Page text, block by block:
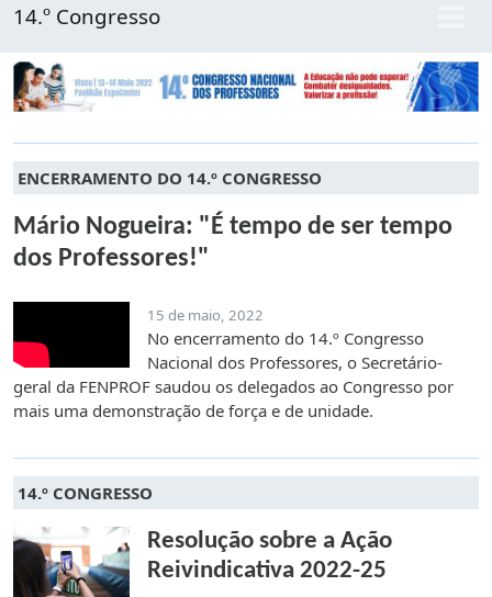
14.º Congresso
ENCERRAMENTO DO 14.º CONGRESSO
Mário Nogueira: "É tempo de ser tempo
dos Professores!"
15 de maio, 2022
No encerramento do 14.º Congresso
Nacional dos Professores, o Secretário-
geral da FENPROF saudou os delegados ao Congresso por
mais uma demonstração de força e de unidade.
14.º CONGRESSO
Resolução sobre a Ação
Reivindicativa 2022-25